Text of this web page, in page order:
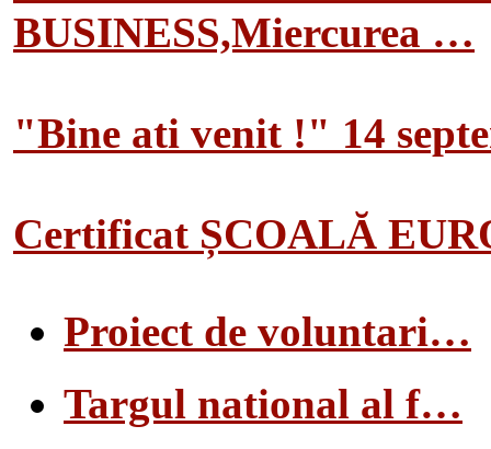
BUSINESS,Miercurea …
"Bine ati venit !" 14
Certificat ȘCOALĂ
Proiect de voluntari…
Targul national al f…